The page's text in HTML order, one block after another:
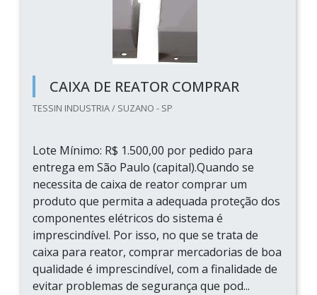
CAIXA DE REATOR COMPRAR
TESSIN INDUSTRIA / SUZANO - SP
Lote Mínimo: R$ 1.500,00 por pedido para
entrega em São Paulo (capital).Quando se
necessita de caixa de reator comprar um
produto que permita a adequada proteção dos
componentes elétricos do sistema é
imprescindível. Por isso, no que se trata de
caixa para reator, comprar mercadorias de boa
qualidade é imprescindível, com a finalidade de
evitar problemas de segurança que pod...